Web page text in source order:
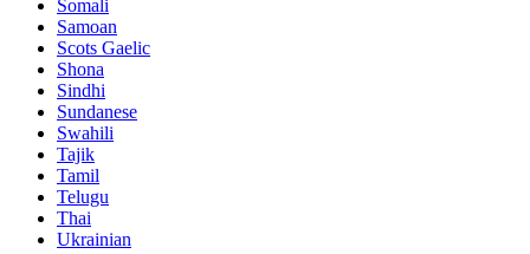
Somali
Samoan
Scots Gaelic
Shona
Sindhi
Sundanese
Swahili
Tajik
Tamil
Telugu
Thai
Ukrainian